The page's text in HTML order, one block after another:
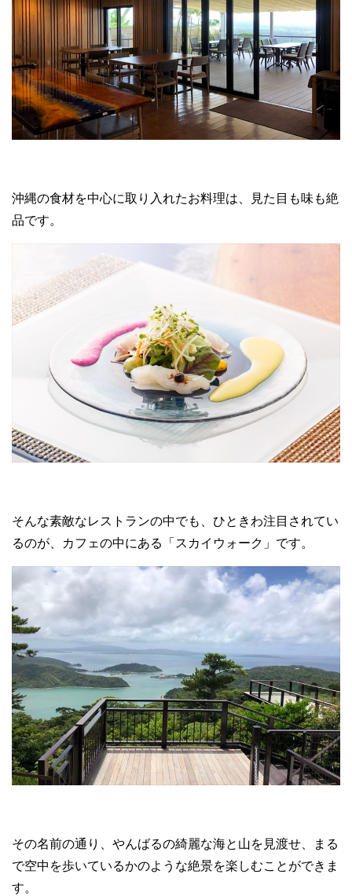
沖縄の食材を中心に取り入れたお料理は、見た目も味も絶
品です。
そんな素敵なレストランの中でも、ひときわ注目されてい
るのが、カフェの中にある「スカイウォーク」です。
その名前の通り、やんばるの綺麗な海と山を見渡せ、まる
で空中を歩いているかのような絶景を楽しむことができま
す。